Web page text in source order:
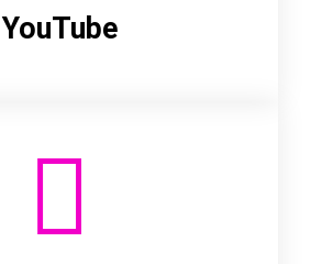
YouTube